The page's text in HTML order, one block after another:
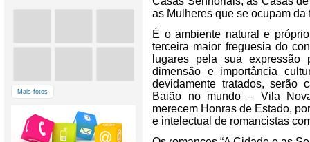
Mais fotos
as Mulheres que se ocupam da
É o ambiente natural e
terceira maior freguesia do
lugares pela sua
dimensão e importância
devidamente tratados, serão
Baião no mundo – Vila
merecem Honras de Estado,
e intelectual de romancistas